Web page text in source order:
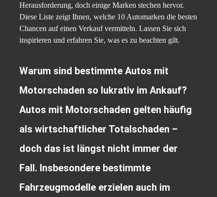
Herausforderung, doch einige Marken stechen hervor.
Diese Liste zeigt Ihnen, welche 10 Automarken die besten
Chancen auf einen Verkauf vermitteln. Lassen Sie sich
inspirieren und erfahren Sie, was es zu beachten gilt.
Warum sind bestimmte Autos mit
Motorschaden so lukrativ im Ankauf?
Autos mit Motorschaden gelten häufig
als wirtschaftlicher Totalschaden –
doch das ist längst nicht immer der
Fall. Insbesondere bestimmte
Fahrzeugmodelle erzielen auch im